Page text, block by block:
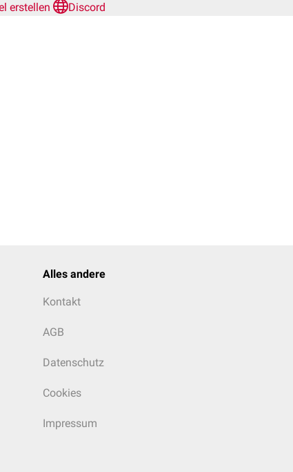
erstellen Discord
Alles andere
Kontakt
AGB
Datenschutz
Cookies
Impressum